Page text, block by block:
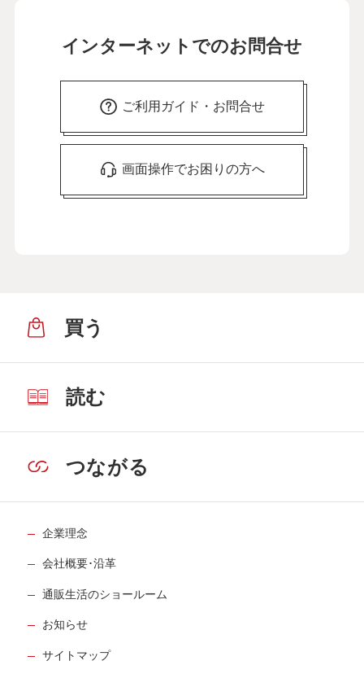
インターネットでのお問合せ
ご利用ガイド・お問合せ
画面操作でお困りの方へ
買う
読む
つながる
企業理念
会社概要･沿革
通販生活のショールーム
お知らせ
サイトマップ